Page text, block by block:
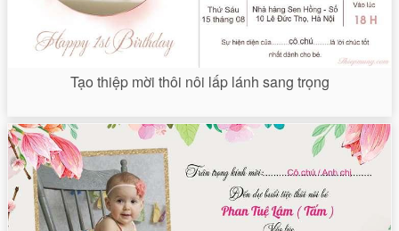
Tạo thiệp mời thôi nôi lấp lánh sang trọng